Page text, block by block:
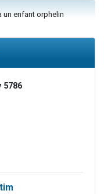
un enfant orphelin
5786